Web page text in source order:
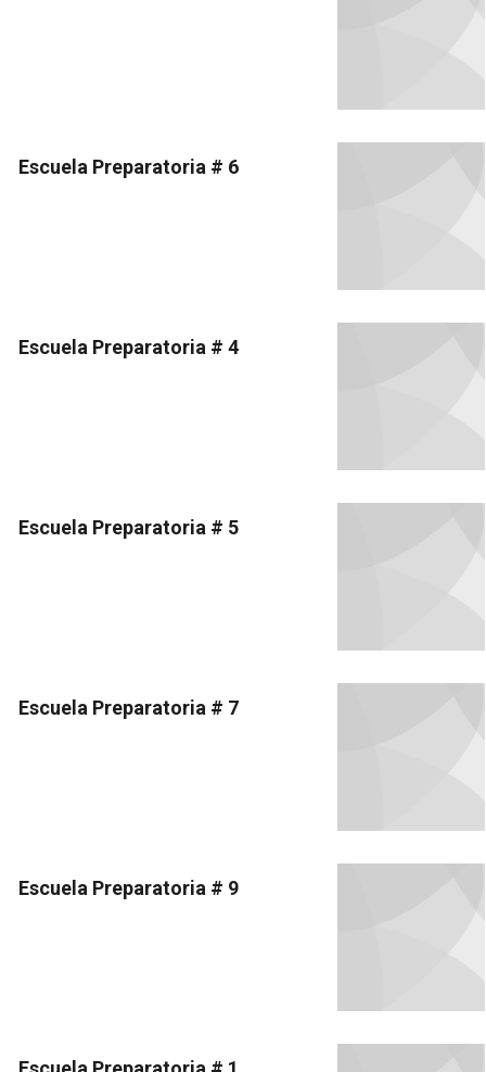
Escuela Preparatoria # 6
Escuela Preparatoria # 4
Escuela Preparatoria # 5
Escuela Preparatoria # 7
Escuela Preparatoria # 9